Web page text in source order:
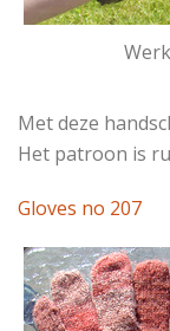
Met deze
Het patroon is
Gloves no 207